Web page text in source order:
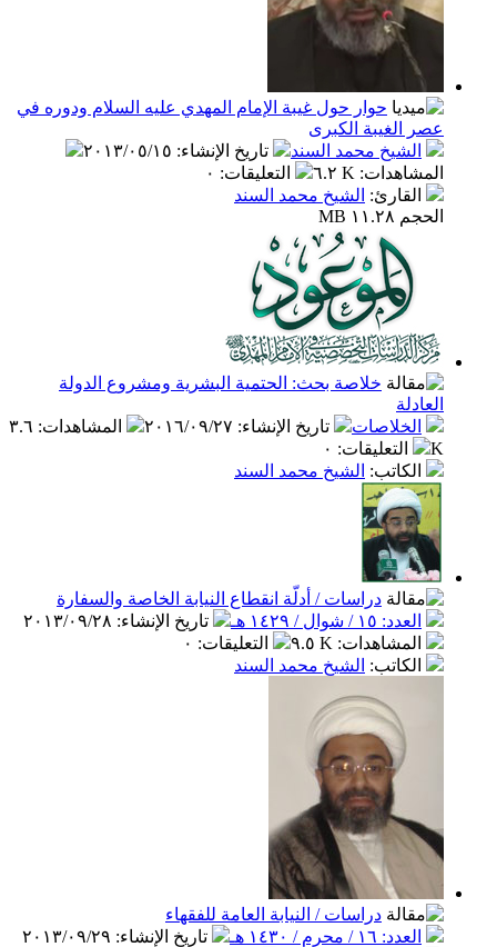
حوار حول غيبة الإمام المهدي عليه السلام ودوره في
الكبرى
محمد السند
تاريخ الإنشاء :٢٠١٣/٠٥/١٥
٦.٢ K التعليقات:٠
الشيخ محمد السند
خلاصة بحث: الحتمية البشرية ومشروع الدولة
تاريخ الإنشاء :٢٠١٦/٠٩/٢٧ المشاهدات: ٣.٦
التعليقات:٠
الشيخ محمد السند
دراسات / أدلّة انقطاع النيابة الخاصة والسفارة
تاريخ الإنشاء :٢٠١٣/٠٩/٢٨
: ٩.٥ K التعليقات:٠
الشيخ محمد السند
دراسات / النيابة العامة للفقهاء
تاريخ الإنشاء :٢٠١٣/٠٩/٢٩